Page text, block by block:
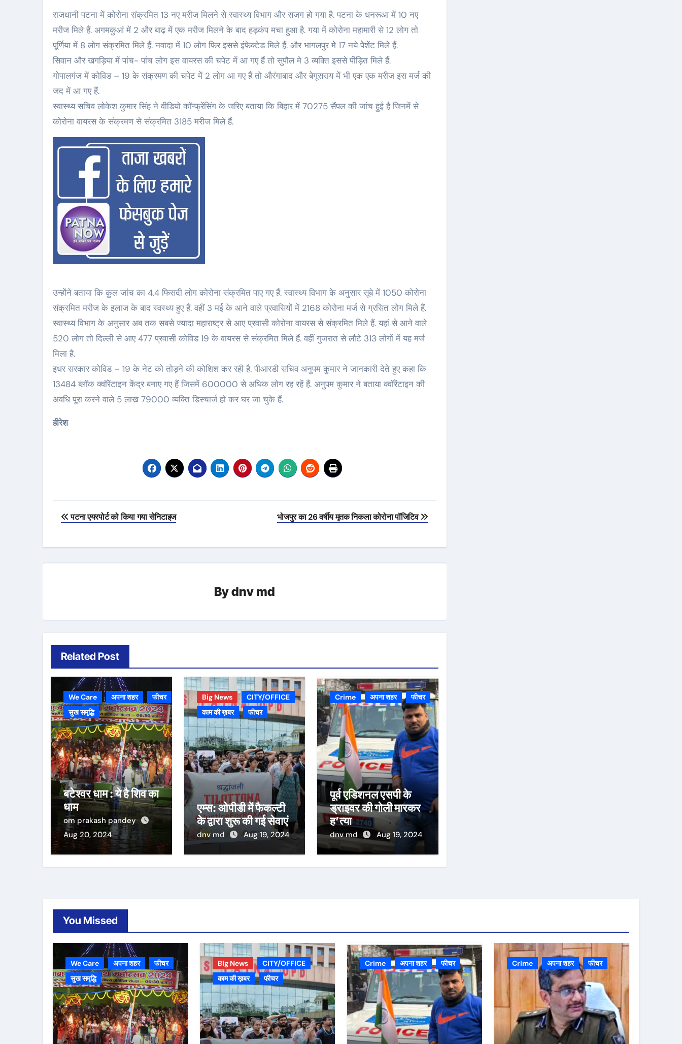
राजधानी पटना में कोरोना संक्रमित 13 नए मरीज मिलने से स्वास्थ्य विभाग और सजग हो गया है. पटना के धनरूआ में 10 नए
मरीज मिले हैं. अगमकुआं में 2 और बाढ़ में एक मरीज मिलने के बाद हड़कंप मचा हुआ है. गया में कोरोना महामारी से 12 लोग तो
पूर्णिया में 8 लोग संक्रमित मिले हैं. नवादा में 10 लोग फिर इससे इंफेक्टेड मिले हैं. और भागलपुर मेेे 17 नये पेेेशेेंट मिलेे हैं.
सिवान और खगड़िया में पांच- पांच लोग इस वायरस की चपेट में आ गए हैं तो सुपौल मे 3 व्यक्ति इससे पीड़ित मिले हैं.
गोपालगंज में कोविड – 19 के संक्रमण की चपेट में 2 लोग आ गए हैं तो औरंगाबाद और बेगूसराय में भी एक एक मरीज इस मर्ज की
जद में आ गए हैं.
स्वास्थ्य सचिव लोकेश कुमार सिंह ने वीडियो कॉन्फ्रेंसिंग के जरिए बताया कि बिहार में 70275 सैंपल की जांच हुई है जिनमें से
कोरोना वायरस के संक्रमण से संक्रमित 3185 मरीज मिले हैं.
उन्होंने बताया कि कुल जांच का 4.4 फिसदी लोग कोरोना संक्रमित पाए गए हैं. स्वास्थ्य विभाग के अनुसार सूबे में 1050 कोरोना
संक्रमित मरीज के इलाज के बाद स्वस्थ्य हुए हैं. वहीं 3 मई के आने वाले प्रवासियों में 2168 कोरोना मर्ज से ग्रसित लोग मिले हैं.
स्वास्थ्य विभाग के अनुसार अब तक सबसे ज्यादा महाराष्ट्र से आए प्रवासी कोरोना वायरस से संक्रमित मिले हैं. यहां से आने वाले
520 लोग तो दिल्ली से आए 477 प्रवासी कोविड 19 के वायरस से संक्रमित मिले हैं. वहीं गुजरात से लौटे 313 लोगों में यह मर्ज
मिला है.
इधर सरकार कोविड – 19 के नेट को तोड़ने की कोशिश कर रही है. पीआरडी सचिव अनुपम कुमार ने जानकारी देते हुए कहा कि
13484 ब्लॉक क्वॉरेंटाइन केंद्र बनाए गए हैं जिसमें 600000 से अधिक लोग रह रहें हैं. अनुपम कुमार ने बताया क्वॉरेंटाइन की
अवधि पूरा करने वाले 5 लाख 79000 व्यक्ति डिस्चार्ज हो कर घर जा चुके हैं.
हीरेश
Post
पटना एयरपोर्ट को किया गया सेनिटाइज भोजपुर का 26 वर्षीय मृतक निकला कोरोना पॉजिटिव
Bydnv md
Related Post
We Care अपना शहर
फीचर
सुख समृद्धि
बटेश्वर धाम : ये है शिव का
धाम
om prakash pandey
Aug 20, 2024
Big News
CITY/OFFICE
काम की ख़बर
फीचर
एम्स: ओपीडी में फैकल्टी
के द्वारा शुरू की गई सेवाएं
dnv md Aug 19, 2024
Crime अपना शहर फीचर
पूर्व एडिशनल एसपी के
ड्राइवर की गोली मारकर
ह’त्या
dnv md Aug 19, 2024
You Missed
We Care अपना शहर
फीचर
सुख समृद्धि
Big News
CITY/OFFICE
काम की ख़बर
फीचर
Crime अपना शहर फीचर Crime अपना शहर फीचर